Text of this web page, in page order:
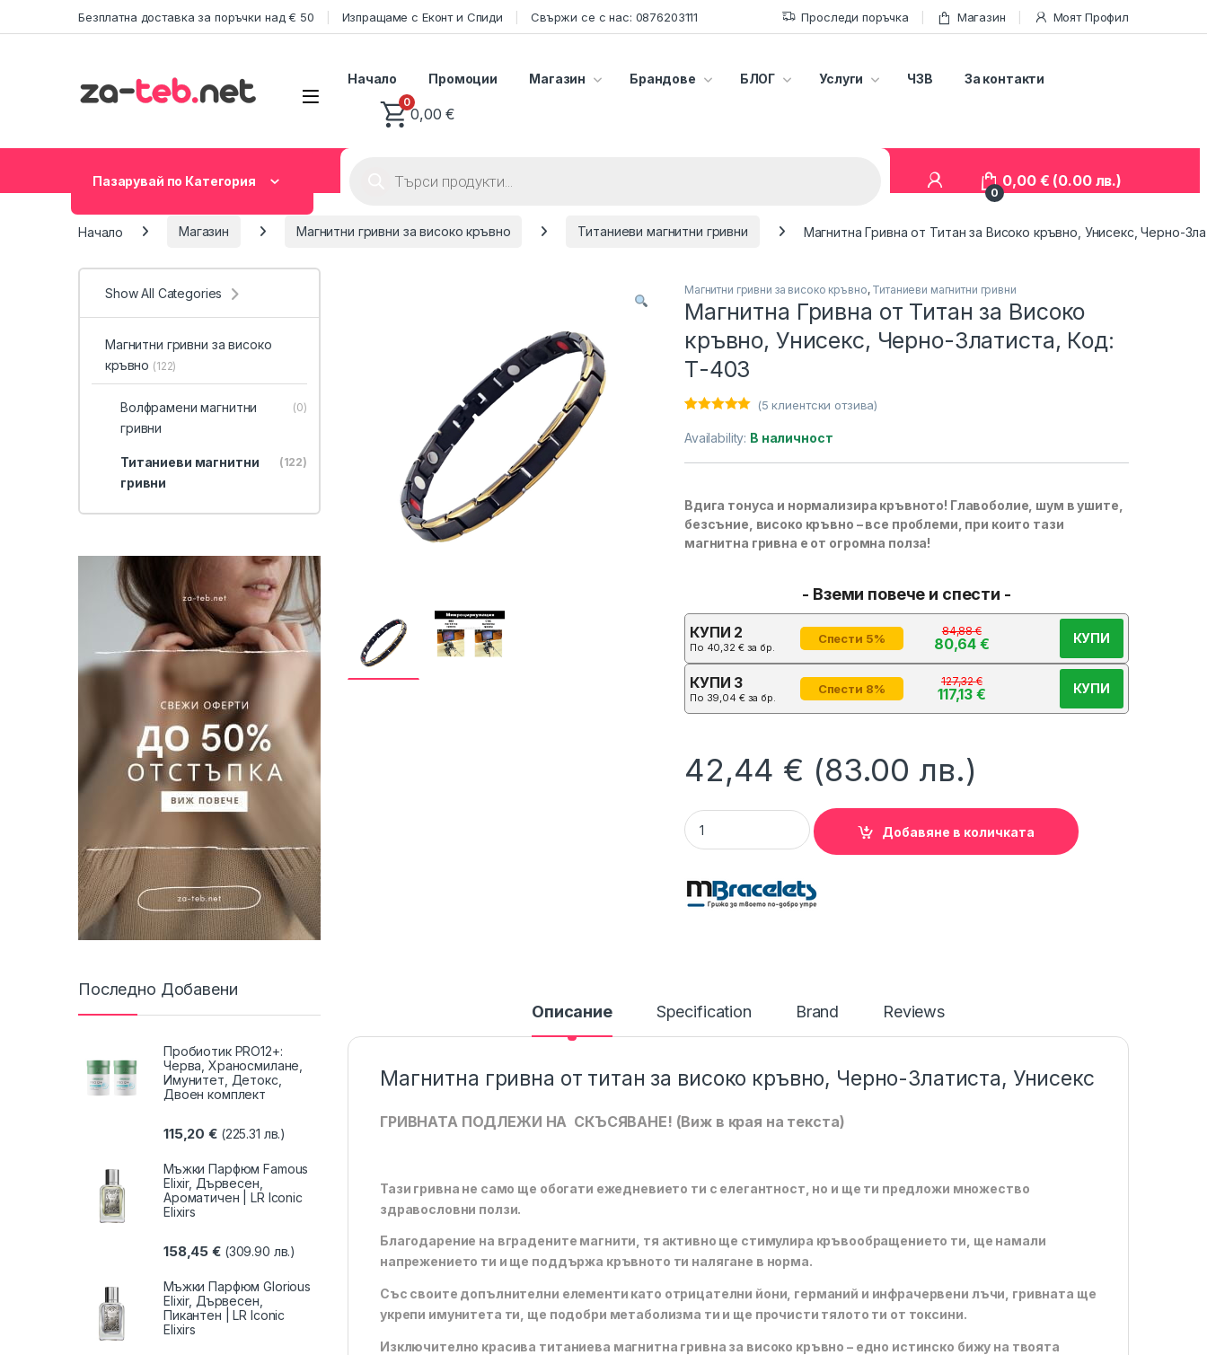
Безплатна доставка за поръчки над € 50 Изпращаме с Еконт и Спиди Свържи се с нас: 0876203111 Проследи поръчка Магазин Моят Профил
Начало Промоции Магазин Брандове БЛОГ Услуги ЧЗВ За контакти
0
0,00€
Пазарувай по Категория
0
0,00 € (0.00 лв.)
Начало Магазин Магнитни гривни за високо кръвно Титаниеви магнитни гривни Магнитна Гривна от Титан за Високо кръвно, Унисекс, Черно-
Магнитни гривни за високо кръвно, Титаниеви магнитни гривни
Магнитна Гривна от Титан за Високо
кръвно, Унисекс, Черно-Златиста, Код:
Т-403
от 5,
базирано на
потребителс
(5 клиентски отзива)
Availability: В наличност
Вдига тонуса и нормализира кръвното! Главоболие, шум в ушите,
безсъние, високо кръвно – все проблеми, при които тази
магнитна гривна е от огромна полза!
- Вземи повече и спести -
КУПИ 2
По 40,32 €за бр.
Спести 5%
84,88€
80,64€ КУПИ
КУПИ 3
По 39,04 €за бр.
Спести 8%
127,32€
117,13 € КУПИ
42,44 € (83.00 лв.)
Магнитна Гривна от Титан за Високо кръвно, Унисекс, Черно-Златиста, Код:
Добавяне в количката
Описание Specification Brand Reviews
Магнитна гривна от титан за високо кръвно, Черно-Златиста, Унисекс
ГРИВНАТА ПОДЛЕЖИ НА СКЪСЯВАНЕ! (Виж в края на текста)
Тази гривна не само ще обогати ежедневието ти с елегантност, но и ще ти предложи множество
здравословни ползи.
Благодарение на вградените магнити, тя активно ще стимулира кръвообращението ти, ще намали
напрежението ти и ще поддържа кръвното ти налягане в норма.
Със своите допълнителни елементи като отрицателни йони, германий и инфрачервени лъчи, гривната ще
укрепи имунитета ти, ще подобри метаболизма ти и ще прочисти тялото ти от токсини.
Изключително красива титаниева магнитна гривна за високо кръвно – едно истинско бижу на твоята
Show All Categories
Магнитни гривни за високо
кръвно (122)
Волфрамени магнитни
гривни
(0)
Титаниеви магнитни
гривни
(122)
Последно Добавени
Пробиотик PRO12+:
Черва, Храносмилане,
Имунитет, Детокс,
Двоен комплект
115,20€ (225.31 лв.)
Мъжки Парфюм Famous
Elixir, Дървесен,
Ароматичен | LR Iconic
Elixirs
158,45€ (309.90 лв.)
Мъжки Парфюм Glorious
Elixir, Дървесен,
Пикантен | LR Iconic
Elixirs